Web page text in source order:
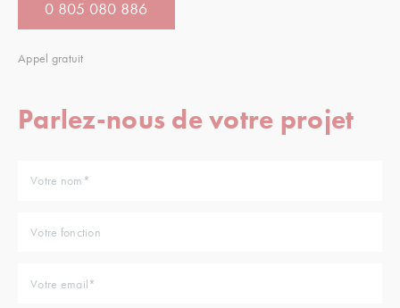
0 805 080 886
Appel gratuit
Parlez-nous de votre projet